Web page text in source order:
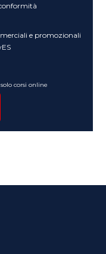
e promozionali
corsi online